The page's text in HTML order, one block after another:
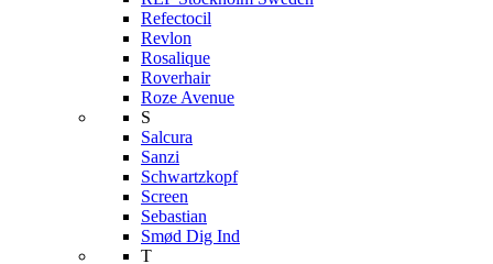
Refectocil
Revlon
Rosalique
Roverhair
Roze Avenue
S
Salcura
Sanzi
Schwartzkopf
Screen
Sebastian
Smød Dig Ind
T